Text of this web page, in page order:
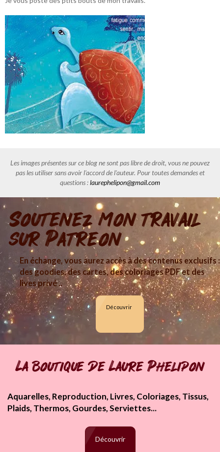
Les images présentes sur ce blog ne sont pas libre de droit, vous ne pouvez
pas les utiliser sans avoir l'accord de l'auteur. Pour toutes demandes et
questions :laurephelipon@gmail.com
Soutenez mon travail
sur Patreon
En échange, vous aurez accès à des contenus exclusifs :
des goodies, des cartes, des coloriages PDF et des
lives privé ..
Découvrir
La boutique de Laure Phelipon
Aquarelles, Reproduction, Livres, Coloriages, Tissus,
Plaids, Thermos, Gourdes, Serviettes...
Découvrir